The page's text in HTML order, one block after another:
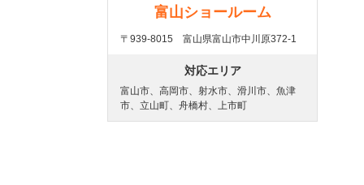
富山ショールーム
〒939-8015 富山県富山市中川原372-1
対応エリア
富山市、高岡市、射水市、滑川市、魚津
市、立山町、舟橋村、上市町